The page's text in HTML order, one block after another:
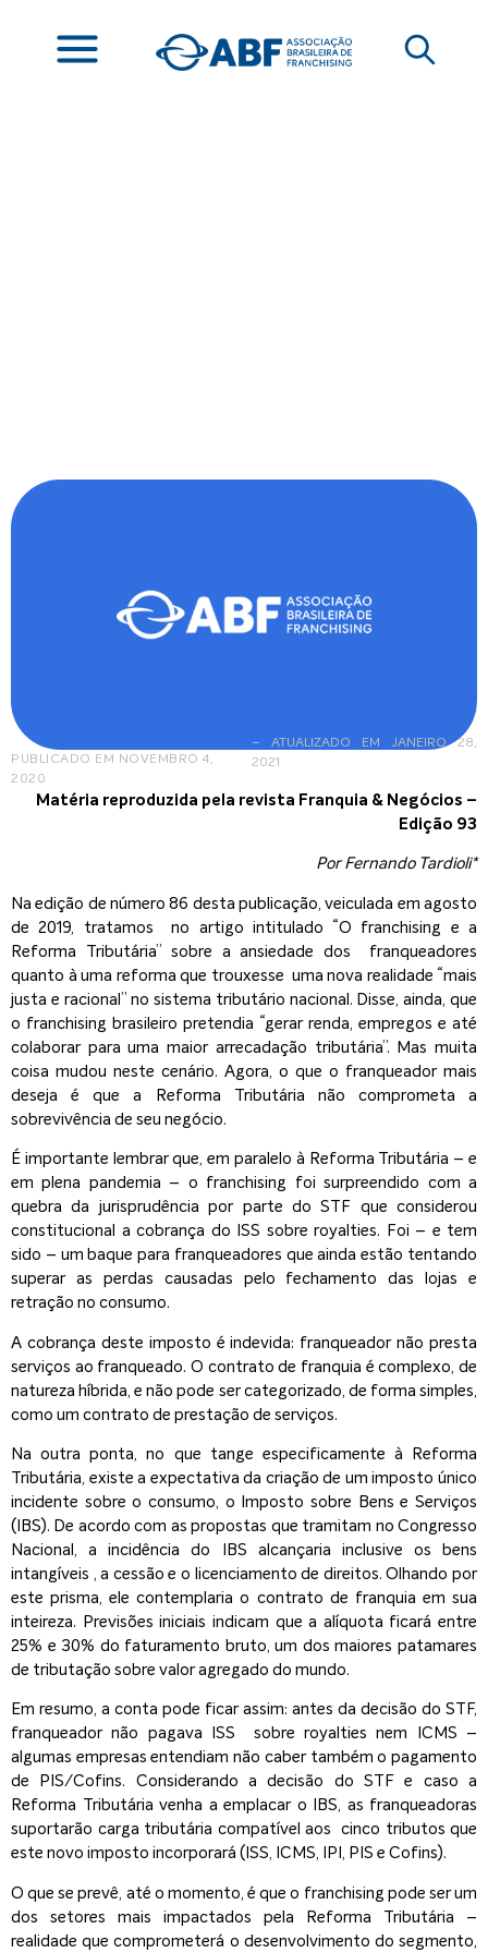
PUBLICADO EM
NOVEMBRO 4,
2020
– ATUALIZADO EM JANEIRO 28,
2021
Matéria reproduzida pela revista Franquia & Negócios –
Edição 93
Por Fernando Tardioli*
Na edição de número 86 desta publicação, veiculada em agosto
de 2019, tratamos no artigo intitulado “O franchising e a
Reforma Tributária” sobre a ansiedade dos franqueadores
quanto à uma reforma que trouxesse uma nova realidade “mais
justa e racional” no sistema tributário nacional. Disse, ainda, que
o franchising brasileiro pretendia “gerar renda, empregos e até
colaborar para uma maior arrecadação tributária”. Mas muita
coisa mudou neste cenário. Agora, o que o franqueador mais
deseja é que a Reforma Tributária não comprometa a
sobrevivência de seu negócio.
É importante lembrar que, em paralelo à Reforma Tributária – e
em plena pandemia – o franchising foi surpreendido com a
quebra da jurisprudência por parte do STF que considerou
constitucional a cobrança do ISS sobre royalties. Foi – e tem
sido – um baque para franqueadores que ainda estão tentando
superar as perdas causadas pelo fechamento das lojas e
retração no consumo.
A cobrança deste imposto é indevida: franqueador não presta
serviços ao franqueado. O contrato de franquia é complexo, de
natureza híbrida, e não pode ser categorizado, de forma simples,
como um contrato de prestação de serviços.
Na outra ponta, no que tange especificamente à Reforma
Tributária, existe a expectativa da criação de um imposto único
incidente sobre o consumo, o Imposto sobre Bens e Serviços
(IBS). De acordo com as propostas que tramitam no Congresso
Nacional, a incidência do IBS alcançaria inclusive os bens
intangíveis , a cessão e o licenciamento de direitos. Olhando por
este prisma, ele contemplaria o contrato de franquia em sua
inteireza. Previsões iniciais indicam que a alíquota ficará entre
25% e 30% do faturamento bruto, um dos maiores patamares
de tributação sobre valor agregado do mundo.
Em resumo, a conta pode ficar assim: antes da decisão do STF,
franqueador não pagava ISS sobre royalties nem ICMS –
algumas empresas entendiam não caber também o pagamento
de PIS/Cofins. Considerando a decisão do STF e caso a
Reforma Tributária venha a emplacar o IBS, as franqueadoras
suportarão carga tributária compatível aos cinco tributos que
este novo imposto incorporará (ISS, ICMS, IPI, PIS e Cofins).
O que se prevê, até o momento, é que o franchising pode ser um
dos setores mais impactados pela Reforma Tributária –
realidade que comprometerá o desenvolvimento do segmento,